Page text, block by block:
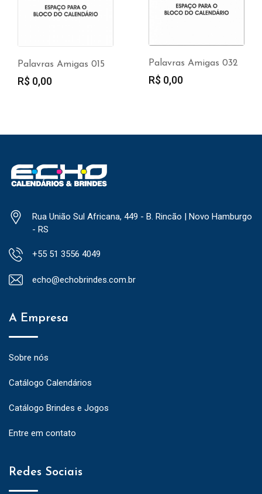
Palavras Amigas 015
R$ 0,00
Palavras Amigas 032
R$ 0,00
Rua União Sul Africana, 449 - B. Rincão | Novo Hamburgo
- RS
+55 51 3556 4049
echo@echobrindes.com.br
A Empresa
Sobre nós
Catálogo Calendários
Catálogo Brindes e Jogos
Entre em contato
Redes Sociais